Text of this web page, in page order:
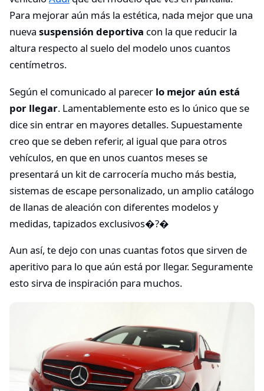
Para mejorar aún más la estética, nada mejor que una
nueva suspensión deportiva con la que reducir la
altura respecto al suelo del modelo unos cuantos
centímetros.
Según el comunicado al parecer lo mejor aún está
por llegar. Lamentablemente esto es lo único que se
dice sin entrar en mayores detalles. Supuestamente
creo que se deben referir, al igual que para otros
vehículos, en que en unos cuantos meses se
presentará un kit de carrocería mucho más bestia,
sistemas de escape personalizado, un amplio catálogo
de llanas de aleación con diferentes modelos y
medidas, tapizados exclusivos�?�
Aun así, te dejo con unas cuantas fotos que sirven de
aperitivo para lo que aún está por llegar. Seguramente
esto sirva de inspiración para muchos.